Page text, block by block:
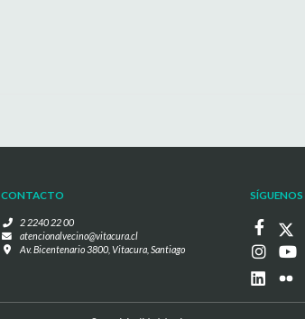
CONTACTO
2 2240 22 00
atencionalvecino@vitacura.cl
Av. Bicentenario 3800, Vitacura, Santiago
SÍGUENOS